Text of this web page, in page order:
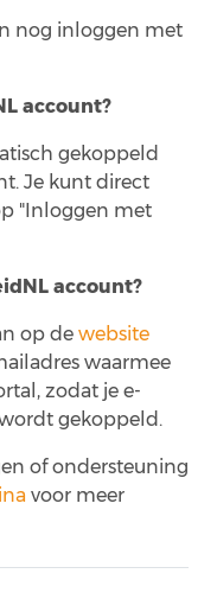
nog inloggen met
account?
gekoppeld
Je kunt direct
"Inloggen met
account?
op de website
waarmee
zodat je e-
gekoppeld.
of ondersteuning
voor meer